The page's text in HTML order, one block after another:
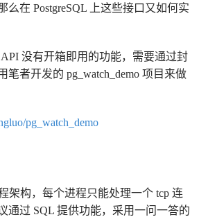
么在 PostgreSQL 上这些接口又如何实
API 没有开箱即用的功能，需要通过封
笔者开发的 pg_watch_demo 项目来做
pg_watch_demo
架构，每个进程只能处理一个 tcp 连
通过 SQL 提供功能，采用一问一答的